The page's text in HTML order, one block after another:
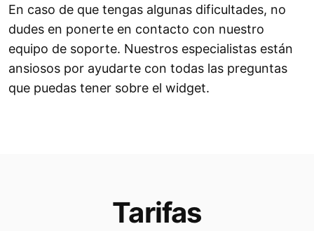
En caso de que tengas algunas dificultades, no
dudes en ponerte en contacto con nuestro
equipo de soporte. Nuestros especialistas están
ansiosos por ayudarte con todas las preguntas
que puedas tener sobre el widget.
Tarifas